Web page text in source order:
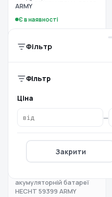
Фільтр
Фільтр
Ціна
—
Закрити
ARMY
Є в наявності
акумуляторній батареї
HECHT 59399 ARMY